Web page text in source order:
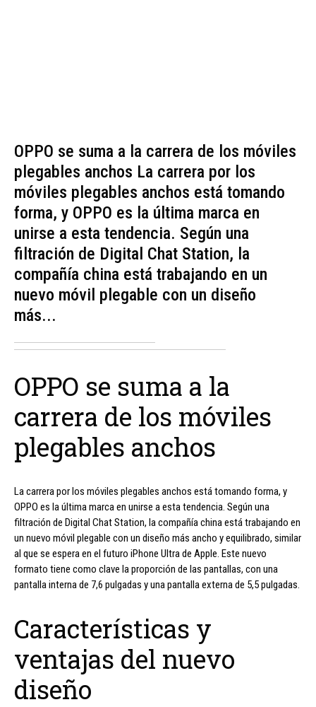
OPPO se suma a la carrera de los móviles
plegables anchos La carrera por los
móviles plegables anchos está tomando
forma, y OPPO es la última marca en
unirse a esta tendencia. Según una
filtración de Digital Chat Station, la
compañía china está trabajando en un
nuevo móvil plegable con un diseño
más...
OPPO se suma a la
carrera de los móviles
plegables anchos
La carrera por los móviles plegables anchos está tomando forma, y
OPPO es la última marca en unirse a esta tendencia. Según una
filtración de Digital Chat Station, la compañía china está trabajando en
un nuevo móvil plegable con un diseño más ancho y equilibrado, similar
al que se espera en el futuro iPhone Ultra de Apple. Este nuevo
formato tiene como clave la proporción de las pantallas, con una
pantalla interna de 7,6 pulgadas y una pantalla externa de 5,5 pulgadas.
Características y
ventajas del nuevo
diseño